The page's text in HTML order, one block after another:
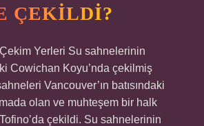
ÇEKILDI?
Yerleri Su sahnelerinin
Cowichan Koyu’nda çekilmiş
Vancouver’ın batısındaki
olan ve muhteşem bir halk
çekildi. Su sahnelerinin